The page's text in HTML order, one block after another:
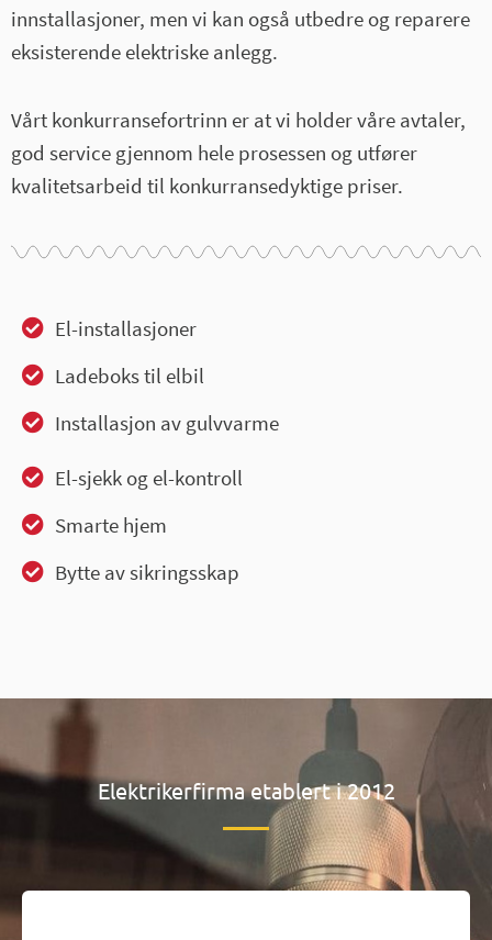
innstallasjoner, men vi kan også utbedre og reparere
eksisterende elektriske anlegg.
Vårt konkurransefortrinn er at vi holder våre avtaler,
god service gjennom hele prosessen og utfører
kvalitetsarbeid til konkurransedyktige priser.
El-installasjoner
Ladeboks til elbil
Installasjon av gulvvarme
El-sjekk og el-kontroll
Smarte hjem
Bytte av sikringsskap
Elektrikerfirma etablert i 2012